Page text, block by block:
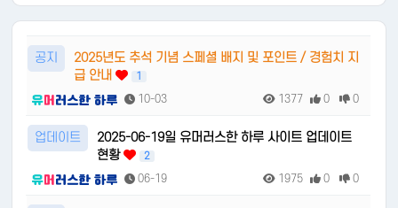
공지
2025년도 추석 기념 스페셜 배지 및 포인트 / 경험치 지
급 안내
1
10-03 1377 0 0
업데이트
2025-06-19일 유머러스한 하루 사이트 업데이트
현황
2
06-19 1975 0 0